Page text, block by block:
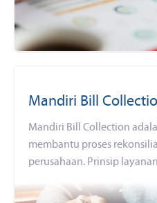
Mandiri Bill
Mandiri Bill Collection
membantu proses
perusahaan. Prinsip
pembayaran. Dengan